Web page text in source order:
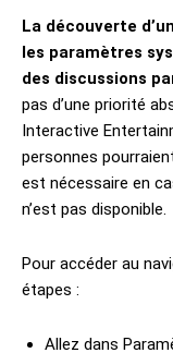
La découverte
les paramètres
des discussions
pas d’une priorité
Interactive
personnes
est nécessaire en
n’est pas disponible.
Pour accéder au
étapes :
Allez dans